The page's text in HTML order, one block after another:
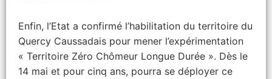
Enfin, l’Etat a confirmé l’habilitation du territoire du
Quercy Caussadais pour mener l’expérimentation
« Territoire Zéro Chômeur Longue Durée ». Dès le
14 mai et pour cinq ans, pourra se déployer ce